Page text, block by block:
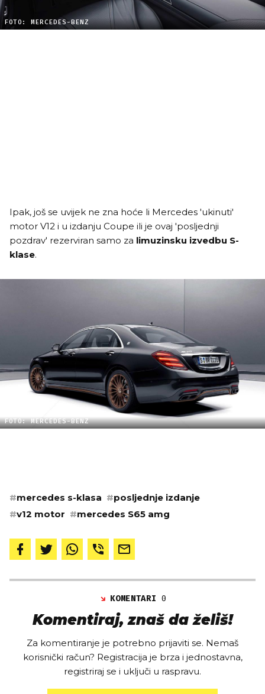
FOTO: MERCEDES-BENZ
Ipak, još se uvijek ne zna hoće li Mercedes 'ukinuti'
motor V12 i u izdanju Coupe ili je ovaj 'posljednji
pozdrav' rezerviran samo za limuzinsku izvedbu S-
klase.
FOTO: MERCEDES-BENZ
#mercedes s-klasa #posljednje izdanje
#v12 motor #mercedes S65 amg
KOMENTARI0
Komentiraj, znaš da želiš!
Za komentiranje je potrebno prijaviti se. Nemaš
korisnički račun? Registracija je brza i jednostavna,
registriraj se i uključi u raspravu.